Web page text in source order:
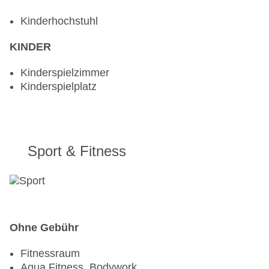
Kinderhochstuhl
KINDER
Kinderspielzimmer
Kinderspielplatz
Sport & Fitness
Ohne Gebühr
Fitnessraum